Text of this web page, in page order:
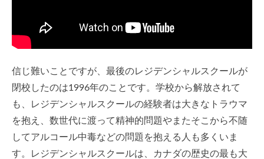
信じ難いことですが、最後のレジデンシャルスクールが
閉校したのは1996年のことです。学校から解放されて
も、レジデンシャルスクールの経験者は大きなトラウマ
を抱え、数世代に渡って精神的問題やまたそこから不随
してアルコール中毒などの問題を抱える人も多くいま
す。レジデンシャルスクールは、カナダの歴史の最も大